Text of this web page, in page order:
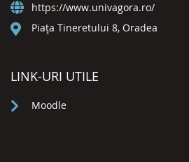
https://www.univagora.ro/
Piața Tineretului 8, Oradea
LINK-URI UTILE
Moodle